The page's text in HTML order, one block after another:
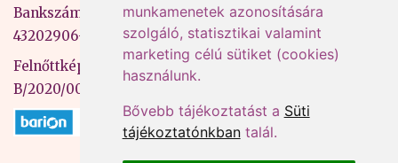
munkamenetek azonosítására
szolgáló, statisztikai valamint
marketing célú sütiket (cookies)
használunk.
Bővebb tájékoztatást a Süti
tájékoztatónkbantalál.
Bankszámlaszám: CIB Bank, 10700581-
43202906-51100005
Felnőttképzési nyilvántartási szám:
B/2020/000053